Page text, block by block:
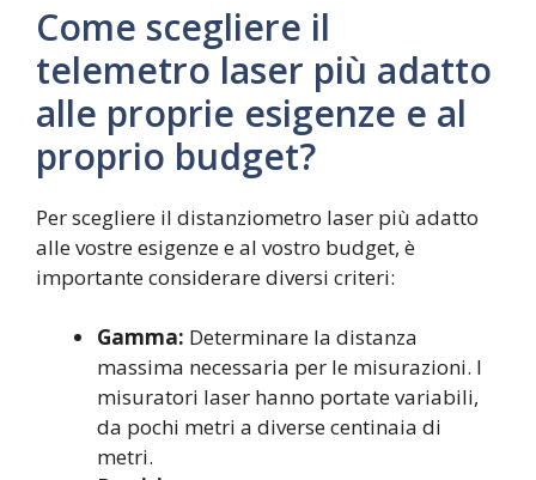
Come scegliere il
telemetro laser più adatto
alle proprie esigenze e al
proprio budget?
Per scegliere il distanziometro laser più adatto
alle vostre esigenze e al vostro budget, è
importante considerare diversi criteri:
Gamma: Determinare la distanza
massima necessaria per le misurazioni. I
misuratori laser hanno portate variabili,
da pochi metri a diverse centinaia di
metri.